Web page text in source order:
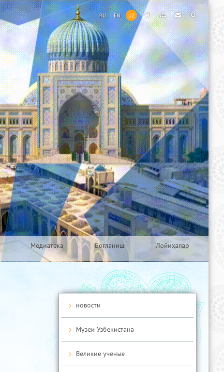
RU EN UZ
Медиатека Боғланиш Лойиҳалар
новости
Музеи Узбекистана
Великие ученые